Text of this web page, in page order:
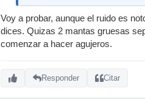
Voy a probar, aunque el ruido es
dices. Quizas 2 mantas gruesas
comenzar a hacer agujeros.
Responder Citar